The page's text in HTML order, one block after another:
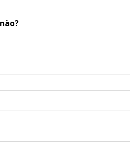
thân máy, cho phép treo gọn